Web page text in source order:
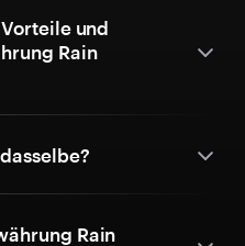
und
Rain
Rain